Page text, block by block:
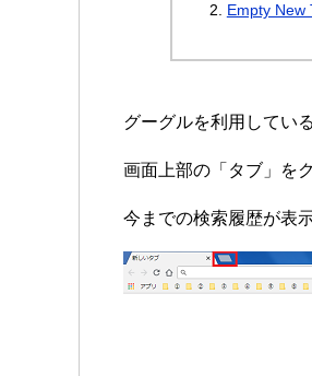
Empty
グーグルを利用してい
画面上部の「タブ」を
今までの検索履歴が表